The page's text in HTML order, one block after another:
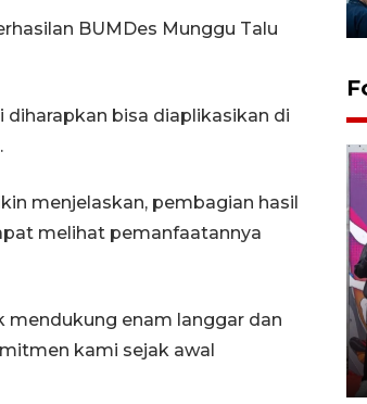
BUMDes Munggu Talu
diharapkan bisa diaplikasikan di
menjelaskan, pembagian hasil
melihat pemanfaatannya
mendukung enam langgar dan
kami sejak awal
Turnamen Sepak
Usia Dini